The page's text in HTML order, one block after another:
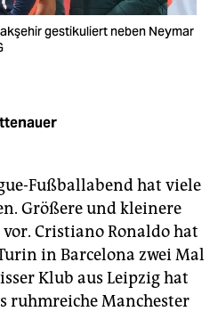
gestikuliert neben Neymar
Fußballabend hat viele
Größere und kleinere
Cristiano Ronaldo hat
in Barcelona zwei Mal
Klub aus Leipzig hat
ruhmreiche Manchester